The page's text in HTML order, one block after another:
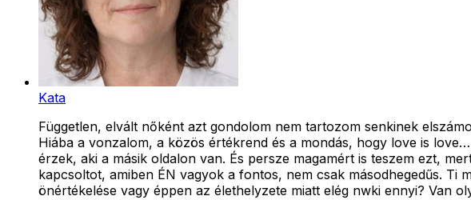
Kata
Független, elvált nőként azt gondolom nem tartozom senkinek
Hiába a vonzalom, a közös értékrend és a mondás, hogy love is
érzek, aki a másik oldalon van. És persze magamért is teszem ezt,
kapcsoltot, amiben ÉN vagyok a fontos, nem csak másodhegedűs.
önértékelése vagy éppen az élethelyzete miatt elég nwki ennyi? Van